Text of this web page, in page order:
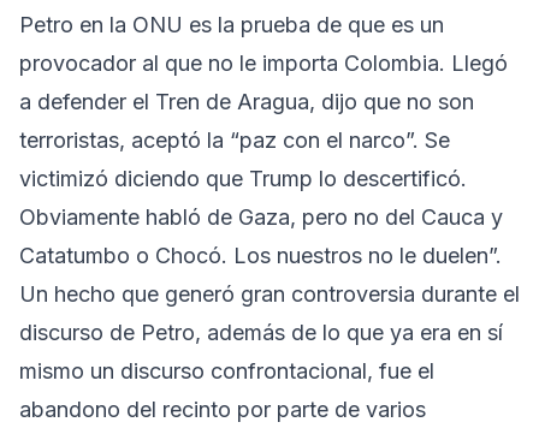
Petro en la ONU es la prueba de que es un
provocador al que no le importa Colombia. Llegó
a defender el Tren de Aragua, dijo que no son
terroristas, aceptó la “paz con el narco”. Se
victimizó diciendo que Trump lo descertificó.
Obviamente habló de Gaza, pero no del Cauca y
Catatumbo o Chocó. Los nuestros no le duelen”.
Un hecho que generó gran controversia durante el
discurso de Petro, además de lo que ya era en sí
mismo un discurso confrontacional, fue el
abandono del recinto por parte de varios